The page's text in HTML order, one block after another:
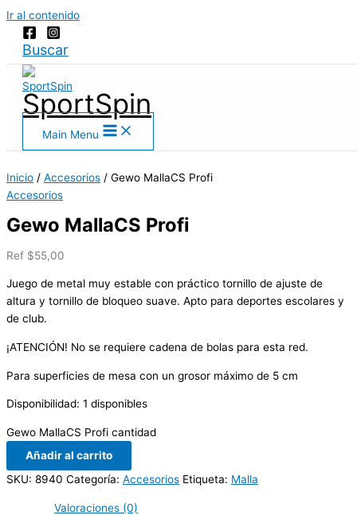
Ir al contenido
Buscar
SportSpin
Main Menu
Inicio / Accesorios / Gewo MallaCS Profi
Accesorios
Gewo MallaCS Profi
Ref $55,00
Juego de metal muy estable con práctico tornillo de ajuste de
altura y tornillo de bloqueo suave. Apto para deportes escolares y
de club.
¡ATENCIÓN! No se requiere cadena de bolas para esta red.
Para superficies de mesa con un grosor máximo de 5 cm
Disponibilidad: 1 disponibles
Gewo MallaCS Profi cantidad
Añadir al carrito
SKU: 8940 Categoría: Accesorios Etiqueta: Malla
Valoraciones (0)